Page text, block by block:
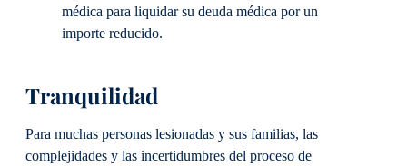
médica para liquidar su deuda médica por un
importe reducido.
Tranquilidad
Para muchas personas lesionadas y sus familias, las
complejidades y las incertidumbres del proceso de